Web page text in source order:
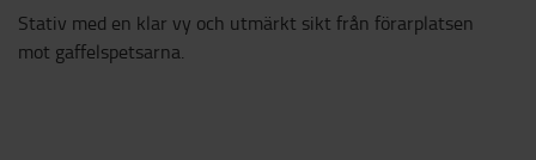
Stativ med en klar vy och utmärkt sikt från förarplatsen
mot gaffelspetsarna.